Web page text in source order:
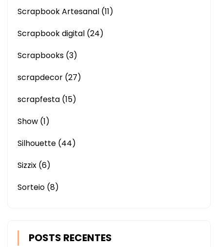
Scrapbook Artesanal (11)
Scrapbook digital (24)
Scrapbooks (3)
scrapdecor (27)
scrapfesta (15)
Show (1)
Silhouette (44)
Sizzix (6)
Sorteio (8)
POSTS RECENTES